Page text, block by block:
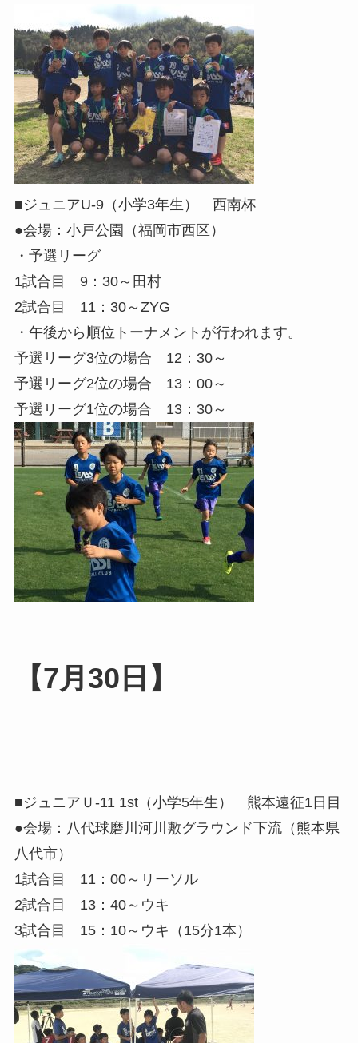
■ジュニアU-9（小学3年生） 西南杯
●会場：小戸公園（福岡市西区）
・予選リーグ
1試合目 9：30～田村
2試合目 11：30～ZYG
・午後から順位トーナメントが行われます。
予選リーグ3位の場合 12：30～
予選リーグ2位の場合 13：00～
予選リーグ1位の場合 13：30～
【7月30日】
■ジュニアＵ-11 1st（小学5年生） 熊本遠征1日目
●会場：八代球磨川河川敷グラウンド下流（熊本県
八代市）
1試合目 11：00～リーソル
2試合目 13：40～ウキ
3試合目 15：10～ウキ（15分1本）